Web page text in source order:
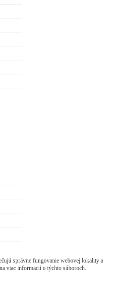
správne fungovanie webovej lokality a
viac informacií o týchto súboroch.